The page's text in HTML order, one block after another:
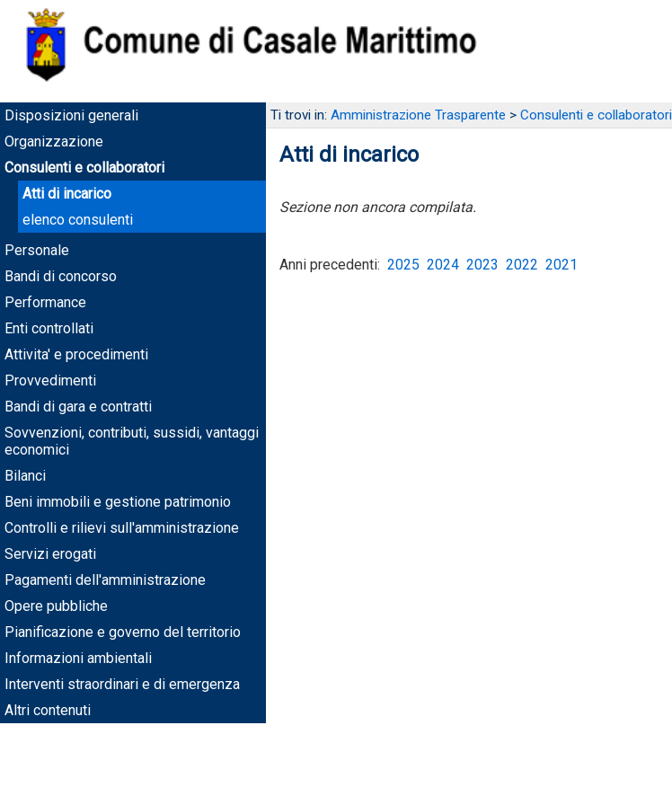
Disposizioni generali
Organizzazione
Consulenti e collaboratori
Atti di incarico
elenco consulenti
Personale
Bandi di concorso
Performance
Enti controllati
Attivita' e procedimenti
Provvedimenti
Bandi di gara e contratti
Sovvenzioni, contributi, sussidi, vantaggi
economici
Bilanci
Beni immobili e gestione patrimonio
Controlli e rilievi sull'amministrazione
Servizi erogati
Pagamenti dell'amministrazione
Opere pubbliche
Pianificazione e governo del territorio
Informazioni ambientali
Interventi straordinari e di emergenza
Altri contenuti
Ti trovi in: Amministrazione Trasparente > Consulenti e collaboratori
Atti di incarico
Sezione non ancora compilata.
Anni precedenti: 2025 2024 2023 2022 2021